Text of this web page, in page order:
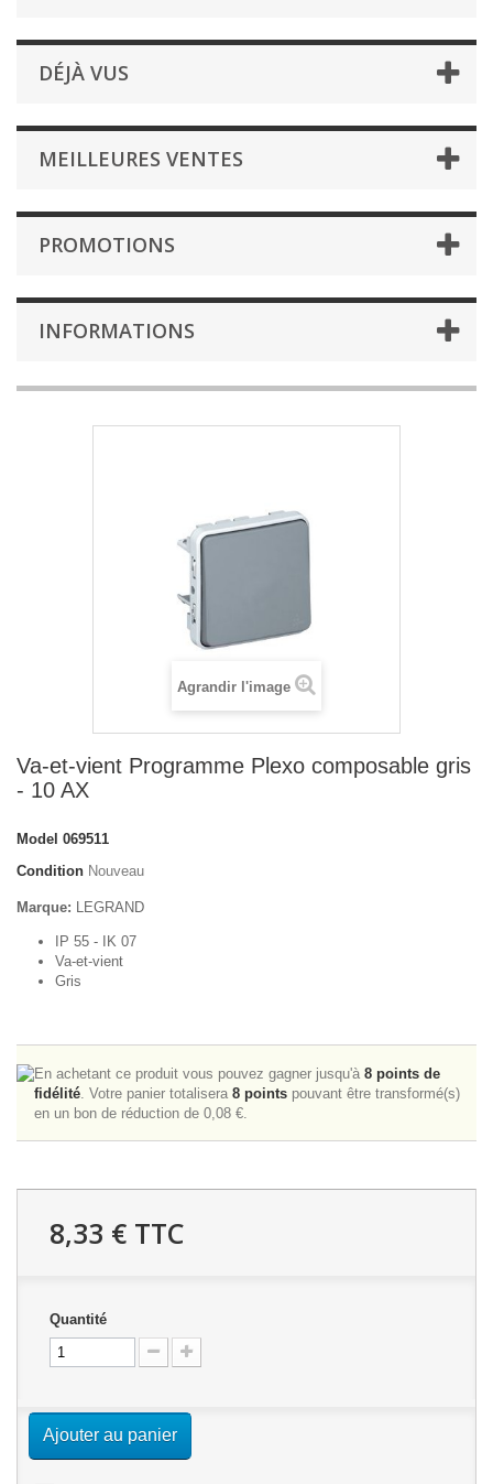
DÉJÀ VUS
MEILLEURES VENTES
PROMOTIONS
INFORMATIONS
Agrandir l'image
Va-et-vient Programme Plexo composable gris
- 10 AX
Model 069511
Condition Nouveau
Marque: LEGRAND
IP 55 - IK 07
Va-et-vient
Gris
En achetant ce produit vous pouvez gagner jusqu'à 8 points de
fidélité. Votre panier totalisera 8 points pouvant être transformé(s)
en un bon de réduction de 0,08 €.
8,33 € TTC
Quantité
Ajouter au panier